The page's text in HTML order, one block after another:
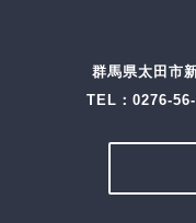
群馬県太田市
TEL： 0276-